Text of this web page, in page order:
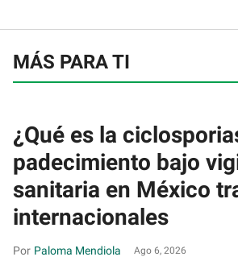
MÁS PARA TI
¿Qué es la
padecimiento bajo
sanitaria en México
internacionales
Paloma Mendiola Ago 6, 2026